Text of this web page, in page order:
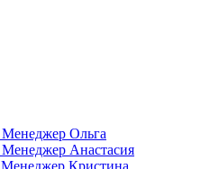
Менеджер Ольга
Менеджер Анастасия
Менеджер Кристина